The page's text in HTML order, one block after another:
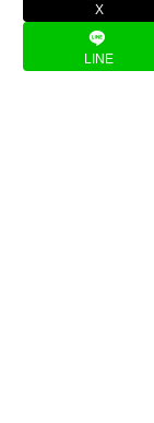
X
LINE